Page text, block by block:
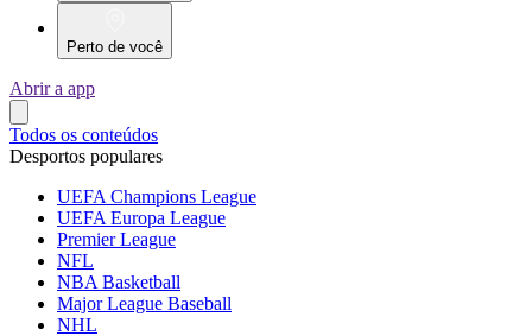
Perto de você
Abrir a app
Todos os conteúdos
Desportos populares
UEFA Champions League
UEFA Europa League
Premier League
NFL
NBA Basketball
Major League Baseball
NHL